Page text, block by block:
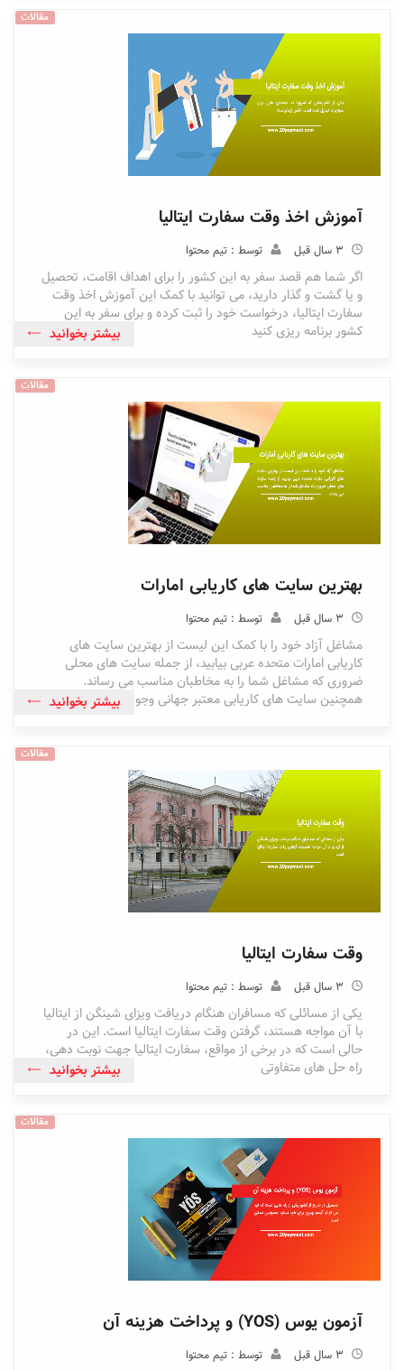
مقالات
آموزش اخذ وقت سفارت ایتالیا
3 سال قبل توسط : تیم محتوا
اگر شما هم قصد سفر به این کشور را برای اهداف اقامت، تحصیل
و یا گشت و گذار دارید، می توانید با کمک این آموزش اخذ وقت
سفارت ایتالیا، درخواست خود را ثبت کرده و برای سفر به این
کشور برنامه ریزی کنید
بیشتر بخوانید
مقالات
بهترین سایت های کاریابی امارات
3 سال قبل توسط : تیم محتوا
مشاغل آزاد خود را با کمک این لیست از بهترین سایت های
کاریابی امارات متحده عربی بیابید، از جمله سایت های محلی
ضروری که مشاغل شما را به مخاطبان مناسب می رساند.
همچنین سایت های کاریابی معتبر جهانی وجود دارندبیشتر بخوانید
مقالات
وقت سفارت ایتالیا
3 سال قبل توسط : تیم محتوا
یکی از مسائلی که مسافران هنگام دریافت ویزای شینگن از ایتالیا
با آن مواجه هستند، گرفتن وقت سفارت ایتالیا است. این در
حالی است که در برخی از مواقع، سفارت ایتالیا جهت نوبت دهی،
راه حل های متفاوتی
بیشتر بخوانید
مقالات
آزمون یوس (YOS) و پرداخت هزینه آن
3 سال قبل توسط : تیم محتوا